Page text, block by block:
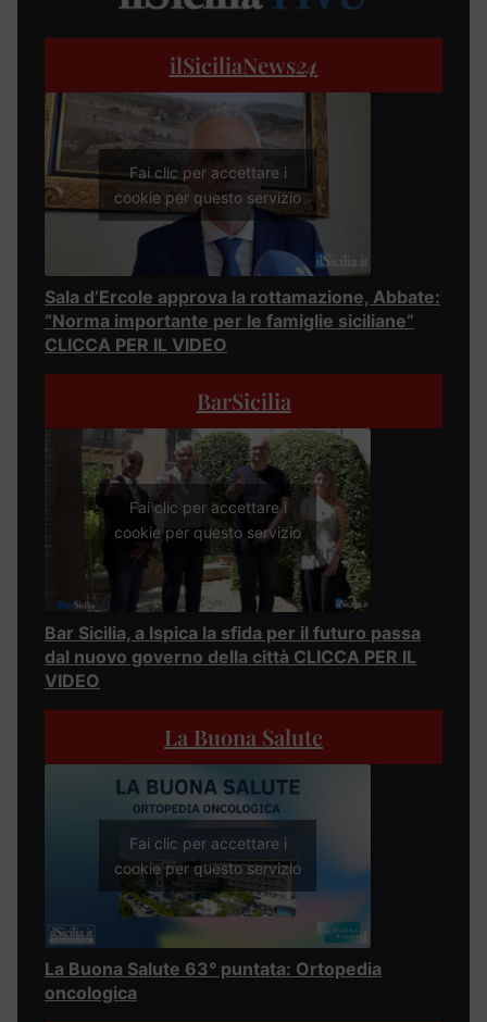
ilSiciliaNews24
Fai clic per accettare i
cookie per questo servizio
Sala d’Ercole approva la rottamazione, Abbate:
“Norma importante per le famiglie siciliane”
CLICCA PER IL VIDEO
BarSicilia
Fai clic per accettare i
cookie per questo servizio
Bar Sicilia, a Ispica la sfida per il futuro passa
dal nuovo governo della città CLICCA PER IL
VIDEO
La Buona Salute
Fai clic per accettare i
cookie per questo servizio
La Buona Salute 63° puntata: Ortopedia
oncologica